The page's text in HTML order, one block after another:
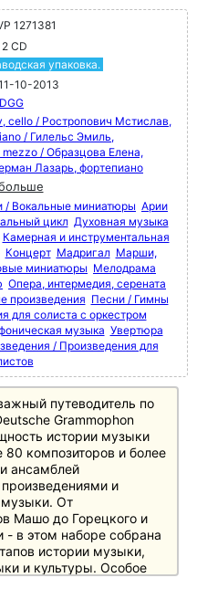
1271381
2 CD
упаковка.
10-2013
DGG
cello / Ростропович Мстислав,
/ Гилельс Эмиль,
/ Образцова Елена,
Лазарь, фортепиано
/ Вокальные миниатюры Арии
цикл Духовная музыка
Камерная и инструментальная
Концерт Мадригал Марши,
миниатюры Мелодрама
Опера, интермедия, серената
произведения Песни / Гимны
для солиста с оркестром
музыка Увертюра
/ Произведения для
путеводитель по
Grammophon
истории музыки
композиторов и более
ансамблей
и
музыки. От
Машо до Горецкого и
- в этом наборе собрана
истории музыки,
и культуры. Особое